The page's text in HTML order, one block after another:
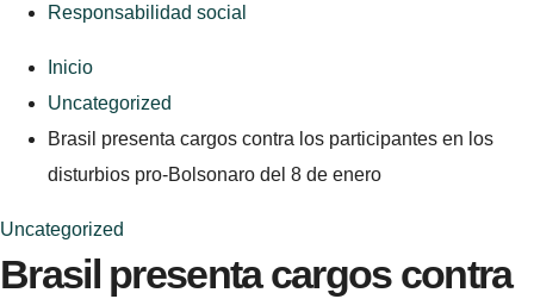
Responsabilidad social
Inicio
Uncategorized
Brasil presenta cargos contra los participantes en los
disturbios pro-Bolsonaro del 8 de enero
Uncategorized
Brasil presenta cargos contra